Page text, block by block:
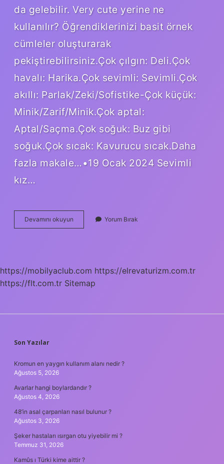
da gelebilir. Very cute yerine ne
kullanılır? Öğrendiklerinizi basit örnek
cümleler oluşturarak
pekiştirebilirsiniz.Çok çılgın: Deli.Çok
havalı: Harika.Çok sevimli: Sevimli.Çok
akıllı: Parlak/Zeki/Sofistike-Çok küçük:
Minik/Zarif/Minik.Çok aptal:
Aptal/Saçma.Çok soğuk: Buz gibi
soğuk.Çok sıcak: Kavurucu sıcak.Daha
fazla makale…•19 Ocak 2024 Sevimli
kız…
Devamını okuyun
So
Yorum Bırak
https://mobilyaclub.com https://elrevaturizm.com.tr
https://flt.com.tr Sitemap
SIDEBAR
Son Yazılar
Kromun en yaygın kullanım alanı nedir ?
Ağustos 5, 2026
Avarlar hangi boylardandır ?
Ağustos 4, 2026
48’in asal çarpanları nasıl bulunur ?
Ağustos 3, 2026
Şeker hastaları ısırgan otu yiyebilir mi ?
Temmuz 31, 2026
Kamûs ı Türki kime aittir ?